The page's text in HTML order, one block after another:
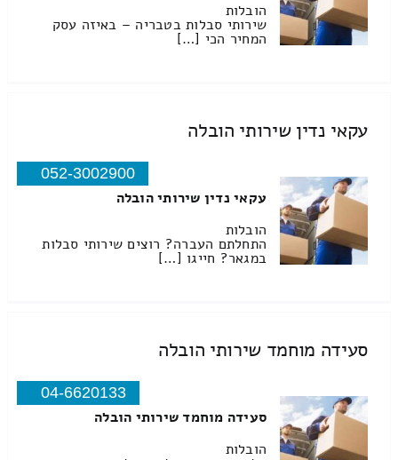
הובלות
שירותי סבלות בטבריה – באיזה עסק
המחיר הכי […]
עקאי נדין שירותי הובלה
052-3002900
עקאי נדין שירותי הובלה
הובלות
התחלתם העברה? רוצים שירותי סבלות
במגאר? חייגו […]
סעידה מוחמד שירותי הובלה
04-6620133
סעידה מוחמד שירותי הובלה
הובלות